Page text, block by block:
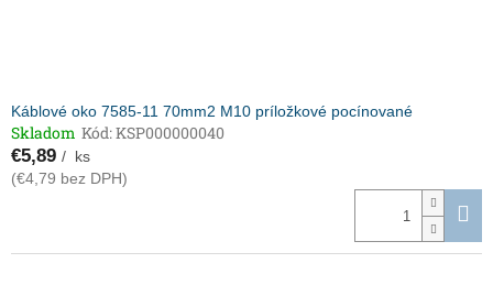
Káblové oko 7585-11 70mm2 M10 príložkové pocínované
Skladom Kód:KSP000000040
€5,89 / ks
(€4,79 bez DPH)